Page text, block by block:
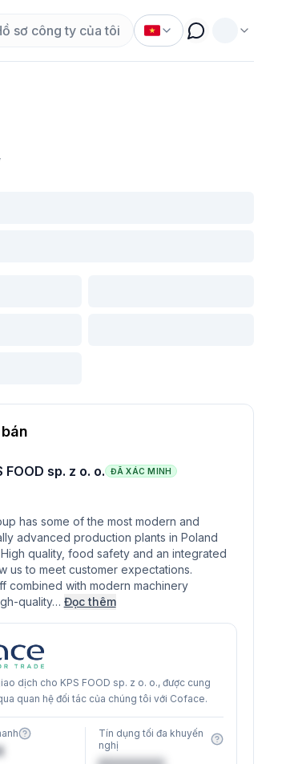
sơ công ty của tôi
FOOD sp. z o. o. ĐÃ XÁC MINH
has some of the most modern and
advanced production plants in Poland
quality, food safety and an integrated
us to meet customer expectations.
combined with modern machinery
quality… Đọc thêm
dịch cho KPS FOOD sp. z o. o., được cung
quan hệ đối tác của chúng tôi với Coface.
Tín dụng tối đa khuyến
nghị